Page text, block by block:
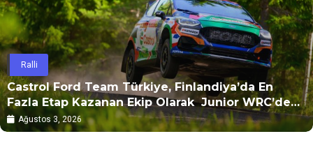
Ralli
Castrol Ford Team Türkiye, Finlandiya’da En
Fazla Etap Kazanan Ekip Olarak Junior WRC’de
Dünya Şampiyonluğu Mücadelesini Şili’ye Taşıdı
Ağustos 3, 2026